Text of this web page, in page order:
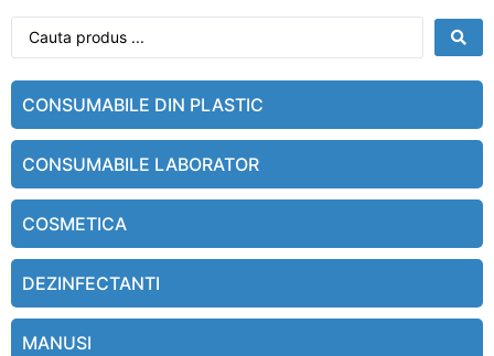
CONSUMABILE DIN PLASTIC
CONSUMABILE LABORATOR
COSMETICA
DEZINFECTANTI
MANUSI